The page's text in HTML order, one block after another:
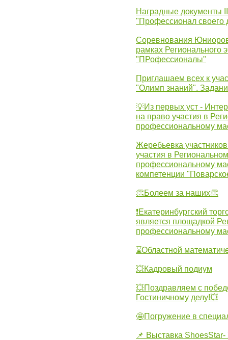
Наградные документы
"Профессионал своего
Соревнования
рамках Регионального
"ПРофессионалы"
Приглашаем всех к
"Олимп знаний".
💡Из первых уст -
на право участия в
профессиональному
Жеребьевка
участия в
профессиональному
компетенции
👏Болеем за наших👏
❗Екатеринбургский
является площадкой
профессиональному
⌛Областной
💥Кадровый подиум
💥Поздравляем с
Гостиничному делу!💥
🤩Погружение в
📌 Выставка ShoesStar-